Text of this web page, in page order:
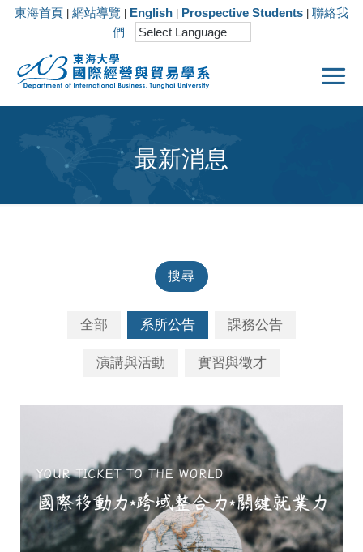
東海首頁 網站導覽 English Prospective Students
聯絡我
們
最新消息
搜尋
全部 系所公告 課務公告
演講與活動 實習與徵才